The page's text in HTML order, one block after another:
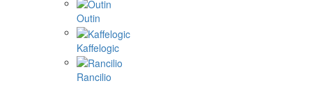
Outin
Kaffelogic
Rancilio